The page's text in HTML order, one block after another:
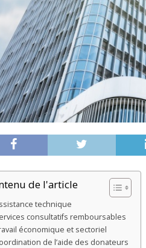
de l'article
technique
consultatifs remboursables
économique et sectoriel
de l’aide des donateurs